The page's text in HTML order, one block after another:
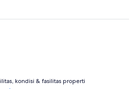
kondisi & fasilitas properti